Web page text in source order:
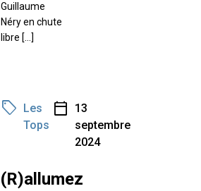
Guillaume
Néry en chute
libre […]
sell Les
Tops
calendar_today
13
septembre
2024
(R)allumez